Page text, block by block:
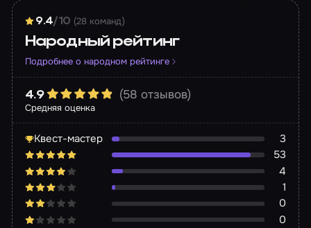
9.4/10 (28 команд)
Народный рейтинг
Подробнее о народном рейтинге
Средняя оценка
4.9 (58 отзывов)
Квест-мастер
3
53
4
1
0
0